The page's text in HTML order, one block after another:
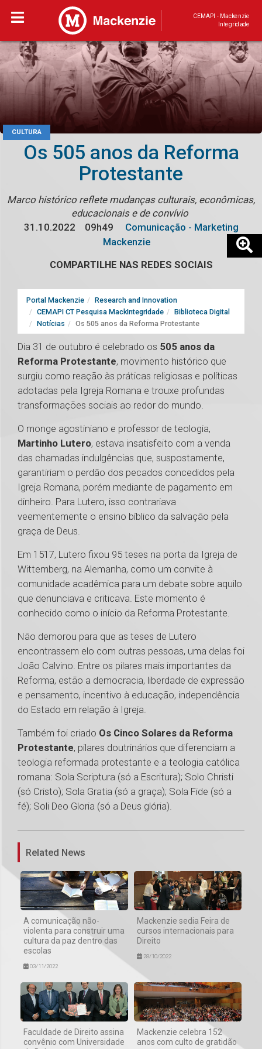
CEMAPI - Mackenzie
Integridade
CULTURA
Os 505 anos da Reforma
Protestante
Marco histórico reflete mudanças culturais, econômicas,
educacionais e de convívio
31.10.2022
09h49
Comunicação - Marketing
Mackenzie
COMPARTILHE NAS REDES SOCIAIS
Portal Mackenzie
Research and Innovation
CEMAPI CT Pesquisa MackIntegridade
Biblioteca Digital
Notícias
Os 505 anos da Reforma Protestante
Dia 31 de outubro é celebrado os 505 anos da
Reforma Protestante, movimento histórico que
surgiu como reação às práticas religiosas e políticas
adotadas pela Igreja Romana e trouxe profundas
transformações sociais ao redor do mundo.
O monge agostiniano e professor de teologia,
Martinho Lutero, estava insatisfeito com a venda
das chamadas indulgências que, suspostamente,
garantiriam o perdão dos pecados concedidos pela
Igreja Romana, porém mediante de pagamento em
dinheiro. Para Lutero, isso contrariava
veementemente o ensino bíblico da salvação pela
graça de Deus.
Em 1517, Lutero fixou 95 teses na porta da Igreja de
Wittemberg, na Alemanha, como um convite à
comunidade acadêmica para um debate sobre aquilo
que denunciava e criticava. Este momento é
conhecido como o início da Reforma Protestante.
Não demorou para que as teses de Lutero
encontrassem elo com outras pessoas, uma delas foi
João Calvino. Entre os pilares mais importantes da
Reforma, estão a democracia, liberdade de expressão
e pensamento, incentivo à educação, independência
do Estado em relação à Igreja.
Também foi criado Os Cinco Solares da Reforma
Protestante, pilares doutrinários que diferenciam a
teologia reformada protestante e a teologia católica
romana: Sola Scriptura (só a Escritura); Solo Christi
(só Cristo); Sola Gratia (só a graça); Sola Fide (só a
fé); Soli Deo Gloria (só a Deus glória).
1
Related News
A comunicação não-
violenta para construir uma
cultura da paz dentro das
escolas
03/11/2022
Mackenzie sedia Feira de
cursos internacionais para
Direito
28/10/2022
Faculdade de Direito assina
convênio com Universidade
Mackenzie celebra 152
anos com culto de gratidão